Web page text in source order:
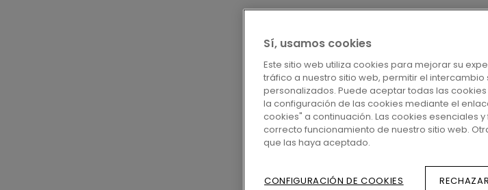
Sí, usamos cookies
Este sitio web utiliza cookies para mejorar su
tráfico a nuestro sitio web, permitir el
personalizados. Puede aceptar todas las
la configuración de las cookies mediante el
cookies" a continuación. Las cookies esenciales
correcto funcionamiento de nuestro sitio web.
que las haya aceptado.
CONFIGURACIÓN DE COOKIES